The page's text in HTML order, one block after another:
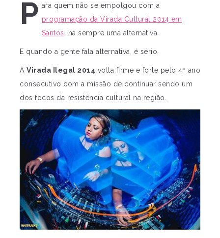
P ara quem não se empolgou com a
programação da Virada Cultural 2014 em
Santos , há sempre uma alternativa.
E quando a gente fala alternativa, é sério.
A Virada Ilegal 2014 volta firme e forte pelo 4º ano
consecutivo com a missão de continuar sendo um
dos focos da resistência cultural na região.